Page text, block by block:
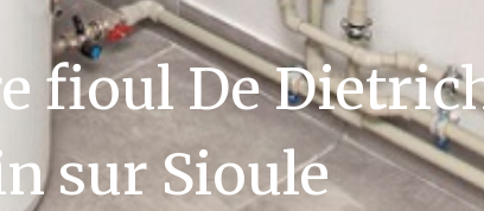
fioul De
sur Sioule